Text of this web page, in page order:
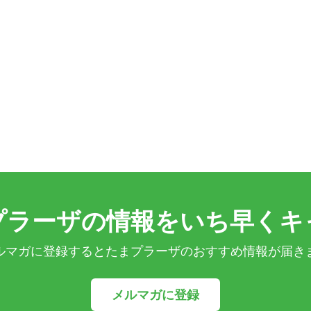
ーザの情報をいち早くキ
マガに登録するとたまプラーザのおすすめ情報が届き
メルマガに登録